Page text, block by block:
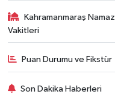
Kahramanmaraş Namaz
Vakitleri
Puan Durumu ve Fikstür
Son Dakika Haberleri